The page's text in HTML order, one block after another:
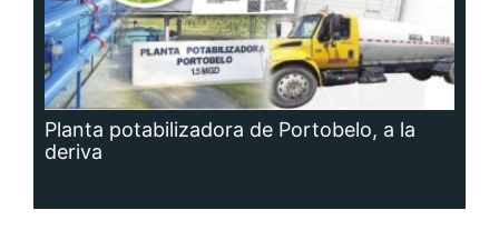
Planta potabilizadora de Portobelo, a la
deriva